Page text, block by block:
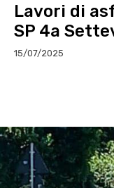
Lavori di
SP 4a
15/07/2025